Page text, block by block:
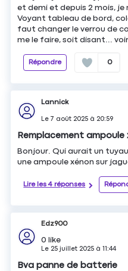
et demi et depuis 2 mois, je
Voyant tableau de bord,
faut changer le verrou de
me le faire, soit disant...
Répondre 0
Lannick
Le7 août 2025 à 20:59
Remplacement
Bonjour. Qui aurait un
une ampoule xénon sur
Lire les 4 réponses
Edz900
0 like
Le 25 juillet 2025 à11:44
Bva panne de batterie